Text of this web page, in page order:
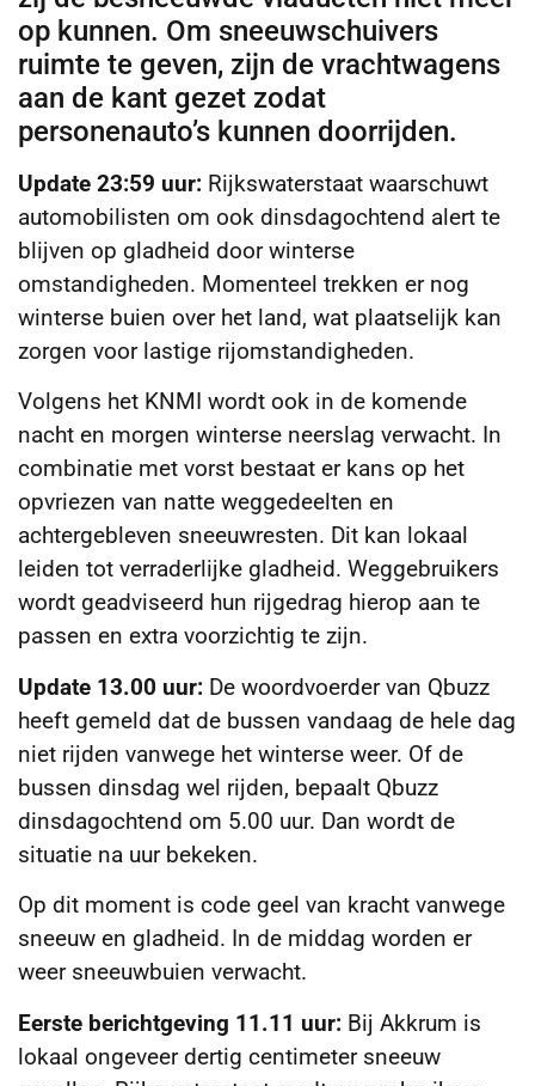
op kunnen. Om sneeuwschuivers
ruimte te geven, zijn de vrachtwagens
aan de kant gezet zodat
personenauto’s kunnen doorrijden.
Update 23:59 uur: Rijkswaterstaat waarschuwt
automobilisten om ook dinsdagochtend alert te
blijven op gladheid door winterse
omstandigheden. Momenteel trekken er nog
winterse buien over het land, wat plaatselijk kan
zorgen voor lastige rijomstandigheden.
Volgens het KNMI wordt ook in de komende
nacht en morgen winterse neerslag verwacht. In
combinatie met vorst bestaat er kans op het
opvriezen van natte weggedeelten en
achtergebleven sneeuwresten. Dit kan lokaal
leiden tot verraderlijke gladheid. Weggebruikers
wordt geadviseerd hun rijgedrag hierop aan te
passen en extra voorzichtig te zijn.
Update 13.00 uur: De woordvoerder van Qbuzz
heeft gemeld dat de bussen vandaag de hele dag
niet rijden vanwege het winterse weer. Of de
bussen dinsdag wel rijden, bepaalt Qbuzz
dinsdagochtend om 5.00 uur. Dan wordt de
situatie na uur bekeken.
Op dit moment is code geel van kracht vanwege
sneeuw en gladheid. In de middag worden er
weer sneeuwbuien verwacht.
Eerste berichtgeving 11.11 uur: Bij Akkrum is
lokaal ongeveer dertig centimeter sneeuw